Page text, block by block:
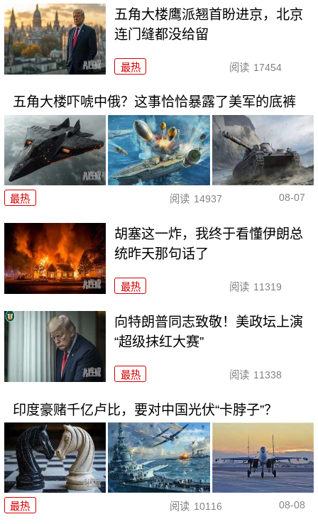
五角大楼鹰派翘首盼进京，北京
连门缝都没给留
最热 阅读 17454
五角大楼吓唬中俄？这事恰恰暴露了美军的底裤
最热 阅读 14937 08-07
胡塞这一炸，我终于看懂伊朗总
统昨天那句话了
最热 阅读 11319
向特朗普同志致敬！美政坛上演
“超级抹红大赛”
最热 阅读 11338
印度豪赌千亿卢比，要对中国光伏“卡脖子”？
最热 阅读 10116 08-08